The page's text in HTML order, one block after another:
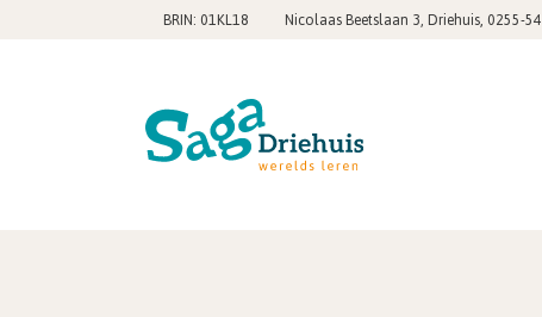
BRIN: 01KL18 Nicolaas Beetslaan 3, Driehuis, 0255-